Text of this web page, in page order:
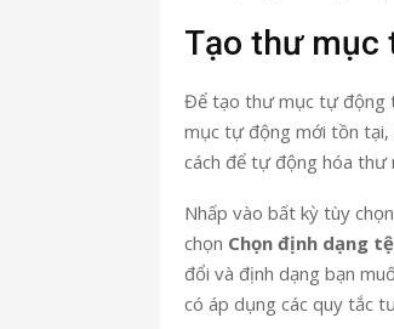
Tạo thư mục
Để tạo thư mục tự động
mục tự động mới tồn tại,
cách để tự động hóa thư
Nhấp vào bất kỳ tùy
chọn Chọn định dạng
đổi và định dạng bạn
có áp dụng các quy tắc